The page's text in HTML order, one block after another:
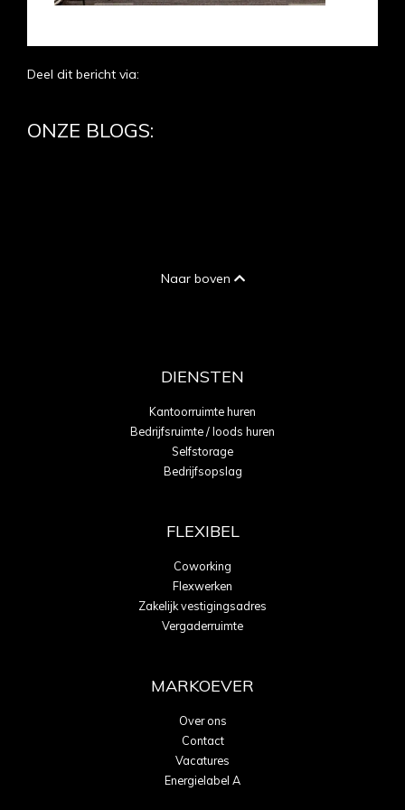
Deel dit bericht via:
ONZE BLOGS:
Naar boven
DIENSTEN
Kantoorruimte huren
Bedrijfsruimte / loods huren
Selfstorage
Bedrijfsopslag
FLEXIBEL
Coworking
Flexwerken
Zakelijk vestigingsadres
Vergaderruimte
MARKOEVER
Over ons
Contact
Vacatures
Energielabel A